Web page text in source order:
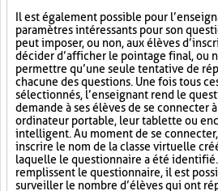
Il est également possible pour
paramètres intéressants pour son
peut imposer, ou non, aux élèves
décider d’afficher le pointage final, ou
permettre qu’une seule tentative de
chacune des questions. Une fois tous
sélectionnés, l’enseignant rend le
demande à ses élèves de se connecter à
ordinateur portable, leur tablette ou
intelligent. Au moment de se
inscrire le nom de la classe virtuelle
laquelle le questionnaire a été
remplissent le questionnaire, il est
surveiller le nombre d’élèves qui ont